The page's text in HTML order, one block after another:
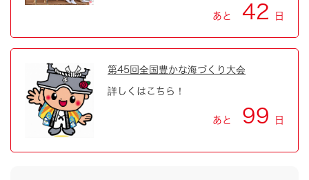
あと 42 日
第45回全国豊かな海づくり大会
詳しくはこちら！
あと 99 日